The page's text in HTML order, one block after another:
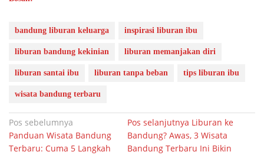
bandung liburan keluarga inspirasi liburan ibu
liburan bandung kekinian liburan memanjakan diri
liburan santai ibu liburan tanpa beban tips liburan ibu
wisata bandung terbaru
Navigasi
pos
Pos sebelumnya
Panduan Wisata Bandung
Terbaru: Cuma 5 Langkah
Pos selanjutnya Liburan ke
Bandung? Awas, 3 Wisata
Bandung Terbaru Ini Bikin